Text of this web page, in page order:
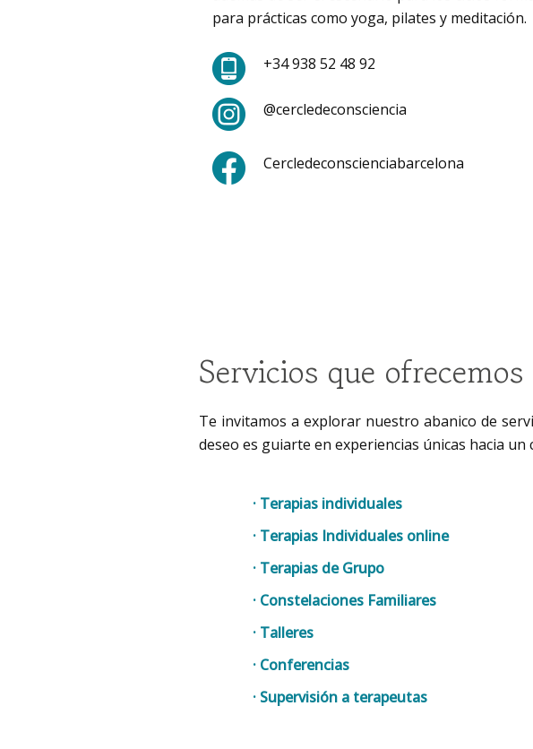
para prácticas como yoga, pilates y meditación.
+34 938 52 48 92
@cercledeconsciencia
Cercledeconscienciabarcelona
Servicios que
Te invitamos a explorar nuestro abanico de
deseo es guiarte en experiencias únicas hacia
· Terapias individuales
· Terapias Individuales online
· Terapias de Grupo
· Constelaciones Familiares
· Talleres
· Conferencias
· Supervisión a terapeutas